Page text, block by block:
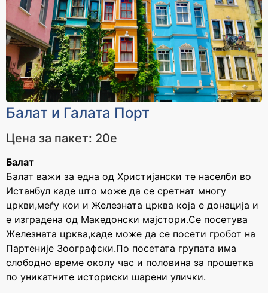
Балат и Галата Порт
Цена за пакет: 20е
Балат
Балат важи за една од Христијански те населби во
Истанбул каде што може да се сретнат многу
цркви,меѓу кои и Железната црква која е донација и
е изградена од Македонски мајстори.Се посетува
Железната црква,каде може да се посети гробот на
Партеније Зоографски.По посетата групата има
слободно време околу час и половина за прошетка
по уникатните историски шарени улички.